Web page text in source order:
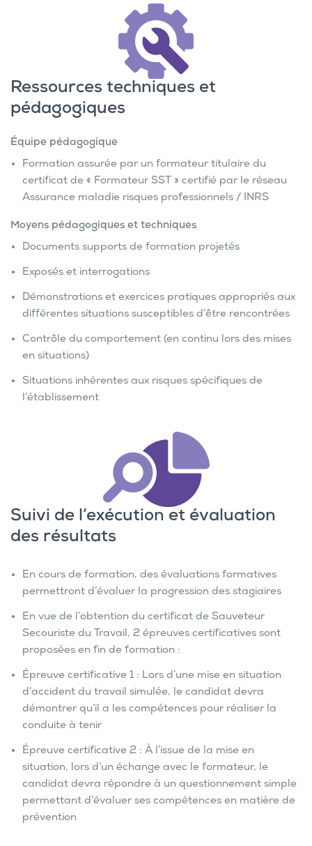
Ressources techniques et
pédagogiques
Équipe pédagogique
Formation assurée par un formateur titulaire du
certificat de « Formateur SST » certifié par le réseau
Assurance maladie risques professionnels / INRS
Moyens pédagogiques et techniques
Documents supports de formation projetés
Exposés et interrogations
Démonstrations et exercices pratiques appropriés aux
différentes situations susceptibles d’être rencontrées
Contrôle du comportement (en continu lors des mises
en situations)
Situations inhérentes aux risques spécifiques de
l’établissement
Suivi de l’exécution et évaluation
des résultats
En cours de formation, des évaluations formatives
permettront d’évaluer la progression des stagiaires
En vue de l’obtention du certificat de Sauveteur
Secouriste du Travail, 2 épreuves certificatives sont
proposées en fin de formation :
Épreuve certificative 1 : Lors d’une mise en situation
d’accident du travail simulée, le candidat devra
démontrer qu’il a les compétences pour réaliser la
conduite à tenir
Épreuve certificative 2 : À l’issue de la mise en
situation, lors d’un échange avec le formateur, le
candidat devra répondre à un questionnement simple
permettant d’évaluer ses compétences en matière de
prévention